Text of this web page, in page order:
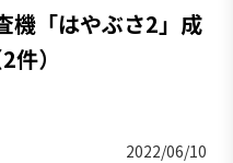
機「はやぶさ2」成
件）
2022/06/10